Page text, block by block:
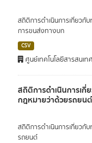
สถิติการดำเนินการเกี่ยวกั
การขนส่งทางบก
CSV
ศูนย์เทคโนโลยีสารสนเทศ
สถิติการดำเนินการเกี่
กฎหมายว่าด้วยรถยนต์
สถิติการดำเนินการเกี่ยวกั
รถยนต์